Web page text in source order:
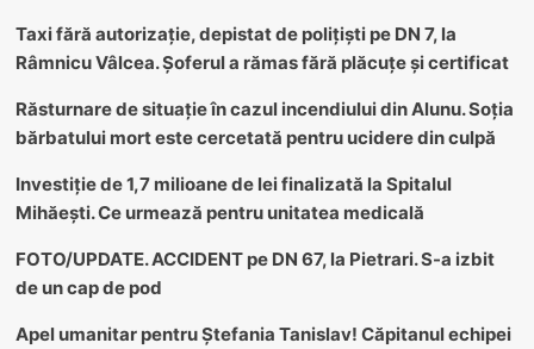
Taxi fără autorizație, depistat de polițiști pe DN 7, la
Râmnicu Vâlcea. Șoferul a rămas fără plăcuțe și certificat
Răsturnare de situație în cazul incendiului din Alunu. Soția
bărbatului mort este cercetată pentru ucidere din culpă
Investiție de 1,7 milioane de lei finalizată la Spitalul
Mihăești. Ce urmează pentru unitatea medicală
FOTO/UPDATE. ACCIDENT pe DN 67, la Pietrari. S-a izbit
de un cap de pod
Apel umanitar pentru Ștefania Tanislav! Căpitanul echipei